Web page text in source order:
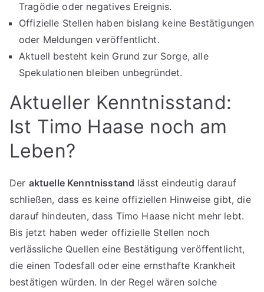
Tragödie oder negatives Ereignis.
Offizielle Stellen haben bislang keine Bestätigungen
oder Meldungen veröffentlicht.
Aktuell besteht kein Grund zur Sorge, alle
Spekulationen bleiben unbegründet.
Aktueller Kenntnisstand:
Ist Timo Haase noch am
Leben?
Der aktuelle Kenntnisstand lässt eindeutig darauf
schließen, dass es keine offiziellen Hinweise gibt, die
darauf hindeuten, dass Timo Haase nicht mehr lebt.
Bis jetzt haben weder offizielle Stellen noch
verlässliche Quellen eine Bestätigung veröffentlicht,
die einen Todesfall oder eine ernsthafte Krankheit
bestätigen würden. In der Regel wären solche